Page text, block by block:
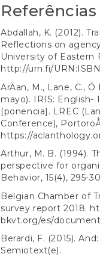
Referências
Abdallah, K. (2012).
Reflections on
University of Eastern
http://urn.fi/
ArÄan, M., Lane, C.,
mayo). IRIS: English-
[ponencia]. LREC
Conference),
https://
Arthur, M. B. (1994).
perspective for
Behavior, 15(4), 295-
Belgian Chamber of
survey report 2018.
bkvt.org/es/
Berardi, F. (2015).
Semiotext(e).